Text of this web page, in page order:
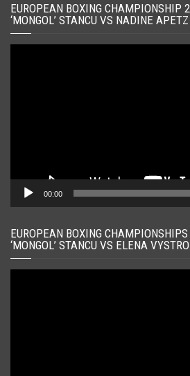
EUROPEAN BOXING CHAMPIONSHIP
‘MONGOL’ STANCU VS NADINE
00:00
EUROPEAN BOXING
‘MONGOL’ STANCU VS ELENA